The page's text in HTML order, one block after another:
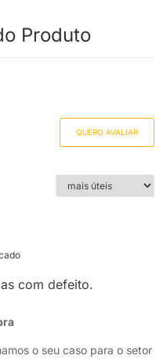
Produto
QUERO AVALIAR
com defeito.
o seu caso para o setor